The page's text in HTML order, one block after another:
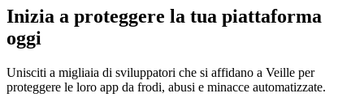
Inizia a proteggere la tua piattaforma
oggi
Unisciti a migliaia di sviluppatori che si affidano a Veille per
proteggere le loro app da frodi, abusi e minacce automatizzate.